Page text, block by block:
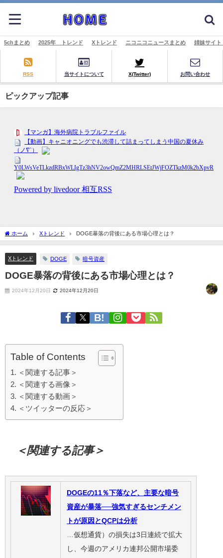
5chまとめ 2025年 トレンド Xトレンド ニコニコニュースまとめ 姉妹サイ
RSS 当サイトについて X(Twitter) お問い合わせ
ピックアップ記事
ホーム Xトレンド DOGE暴落の背後にある市場心理とは？
Xトレンド DOGE 暗号資産
DOGE暴落の背後にある市場心理とは？
2024年12月20日 2024年12月20日
Table of Contents
＜関連する記事＞
＜関連する画像＞
＜関連する動画＞
＜ツイッターの反応＞
＜関連する記事＞
DOGEの11％下落など、主要な暗号
資産が暴落──強気すぎるセンチメン
トが原因とQCPは分析
…仮想通貨）の損失は3日連続で拡大
し、今週のアメリカ連邦公開市場委